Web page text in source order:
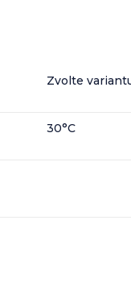
Zvolte
30°C